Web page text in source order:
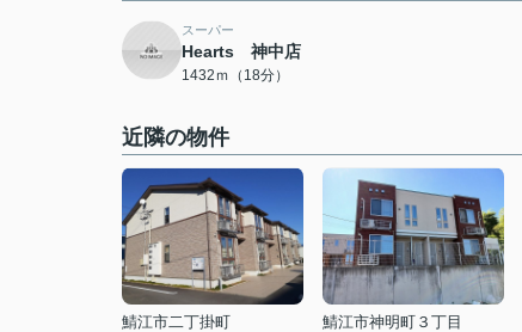
スーパー
Hearts 神中店
1432ｍ（18分）
近隣の物件
鯖江市二丁掛町
鯖江市神明町３丁目